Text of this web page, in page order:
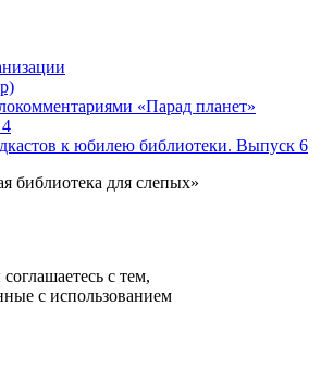
«Парад планет»
к юбилею библиотеки. Выпуск 6
библиотека для слепых»
с тем,
с использованием